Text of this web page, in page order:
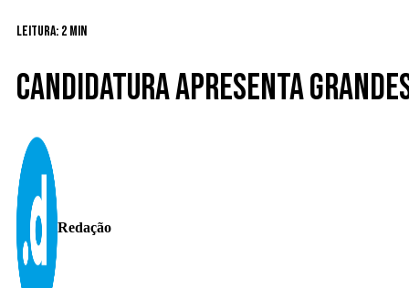
Leitura: 2 min
Candidatura apresenta
Redação